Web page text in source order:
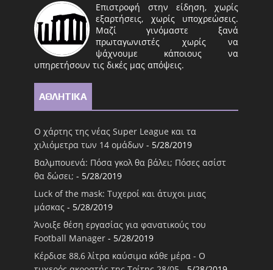
Επιστροφή στην είδηση, χωρίς
εξαρτήσεις, χωρίς υποχρεώσεις.
Μαζί γινόμαστε ξανά
πρωταγωνιστές χωρίς να
ψάχνουμε κάποιους να
υπηρετήσουν τις δικές μας απόψεις.
ΑΘΛΗΤΙΚΑ
Ο χάρτης της νέας Super League και τα
χιλιόμετρα των 14 ομάδων - 5/28/2019
Βαλμπουενά: Πόσα γκολ θα βάλει; Πόσες ασίστ
θα δώσει; - 5/28/2019
Luck of the mask: Τυχεροί και άτυχοι μιας
μάσκας - 5/28/2019
Άνοιξε θέση εργασίας για φανατικούς του
Football Μanager - 5/28/2019
Κέρδισε 88,6 λίτρα καύσιμα κάθε μέρα - Ο